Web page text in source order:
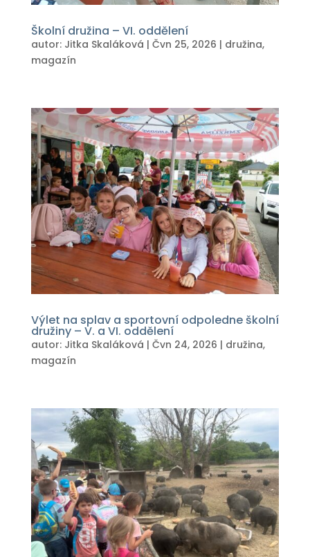
Školní družina – VI. oddělení
autor: Jitka Skaláková | Čvn 25, 2026 | družina,
magazín
Výlet na splav a sportovní odpoledne školní
družiny – V. a VI. oddělení
autor: Jitka Skaláková | Čvn 24, 2026 | družina,
magazín